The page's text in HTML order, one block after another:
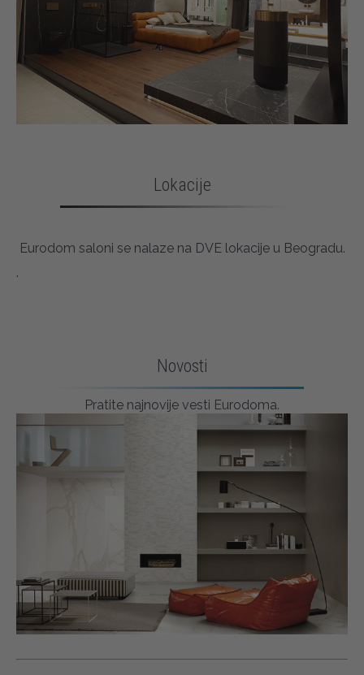
Lokacije
Eurodom saloni se nalaze na DVE lokacije u Beogradu.
.
Novosti
Pratite najnovije vesti Eurodoma.